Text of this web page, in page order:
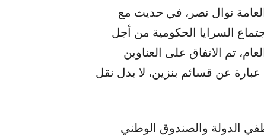
نوال نصر، في حديث مع
السرايا الحكومية من أجل
تم الاتفاق على العناوين
عن قسائم بنزين، لا بدل نقل
الدولة والصندوق الوطني